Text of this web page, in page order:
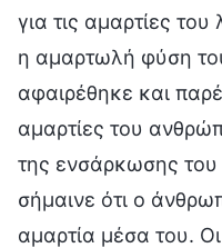
για τις αμαρτίες
η αμαρτωλή φύση
αφαιρέθηκε και
αμαρτίες του
της ενσάρκωσης
σήμαινε ότι ο
αμαρτία μέσα του.